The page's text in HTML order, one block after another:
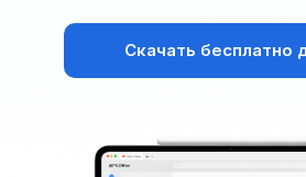
Скачать бесплатно